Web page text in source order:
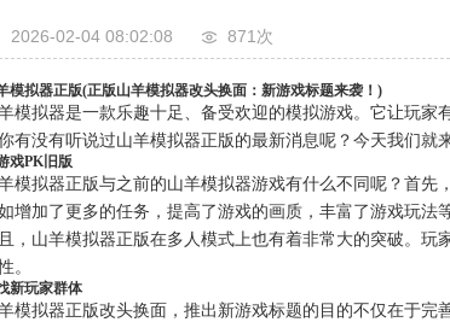
2026-02-04 08:02:08 871次
模拟器正版(正版山羊模拟器改头换面：新游戏标题来袭！)
模拟器是一款乐趣十足、备受欢迎的模拟游戏。它让玩家
有没有听说过山羊模拟器正版的最新消息呢？今天我们就
戏PK旧版
模拟器正版与之前的山羊模拟器游戏有什么不同呢？首先
增加了更多的任务，提高了游戏的画质，丰富了游戏玩法等
，山羊模拟器正版在多人模式上也有着非常大的突破。
。
新玩家群体
模拟器正版改头换面，推出新游戏标题的目的不仅在于